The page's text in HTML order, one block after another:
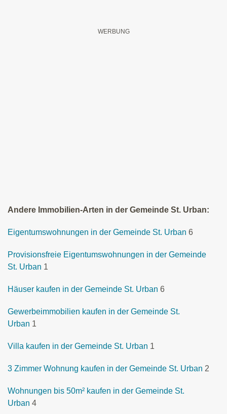
Andere Immobilien-Arten in der Gemeinde St. Urban:
Eigentumswohnungen in der Gemeinde St. Urban 6
Provisionsfreie Eigentumswohnungen in der Gemeinde
St. Urban 1
Häuser kaufen in der Gemeinde St. Urban 6
Gewerbeimmobilien kaufen in der Gemeinde St.
Urban 1
Villa kaufen in der Gemeinde St. Urban 1
3 Zimmer Wohnung kaufen in der Gemeinde St. Urban 2
Wohnungen bis 50m² kaufen in der Gemeinde St.
Urban 4